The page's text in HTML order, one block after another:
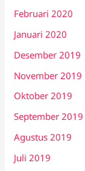
Februari 2020
Januari 2020
Desember 2019
November 2019
Oktober 2019
September 2019
Agustus 2019
Juli 2019